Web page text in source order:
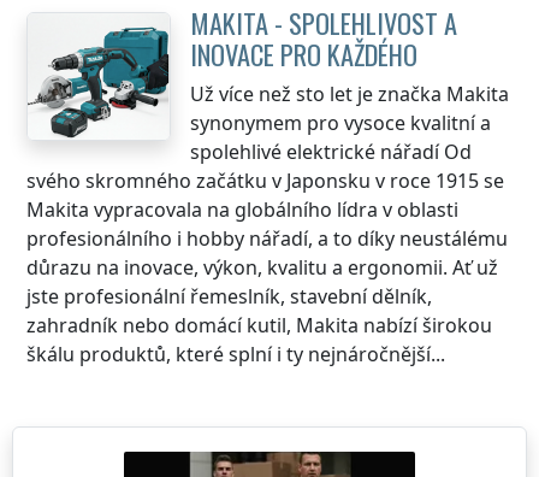
MAKITA - SPOLEHLIVOST A
INOVACE PRO KAŽDÉHO
Už více než sto let je značka Makita
synonymem pro vysoce kvalitní a
spolehlivé elektrické nářadí Od
svého skromného začátku v Japonsku v roce 1915 se
Makita vypracovala na globálního lídra v oblasti
profesionálního i hobby nářadí, a to díky neustálému
důrazu na inovace, výkon, kvalitu a ergonomii. Ať už
jste profesionální řemeslník, stavební dělník,
zahradník nebo domácí kutil, Makita nabízí širokou
škálu produktů, které splní i ty nejnáročnější...